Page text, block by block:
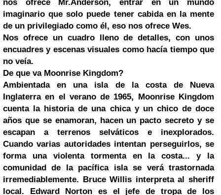
nos ofrece Mr.Anderson, entrar en un mundo
imaginario que solo puede tener cabida en la mente
de un privilegiado como él, eso nos ofrece Wes.
Nos ofrece un cuadro lleno de detalles, con unos
encuadres y escenas visuales como hacía tiempo que
no veía.
De que va Moonrise Kingdom?
Ambientada en una isla de la costa de Nueva
Inglaterra en el verano de 1965, Moonrise Kingdom
cuenta la historia de una chica y un chico de doce
años que se enamoran, hacen un pacto secreto y se
escapan a terrenos selváticos e inexplorados.
Cuando varias autoridades intentan perseguirlos, se
forma una violenta tormenta en la costa... y la
comunidad de la pacífica isla se verá trastornada
irremediablemente. Bruce Willis interpreta al sheriff
local. Edward Norton es el jefe de tropa de los